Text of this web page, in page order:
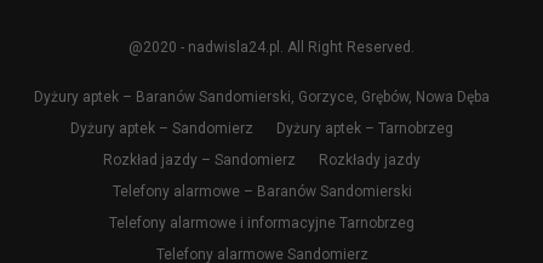
@2020 - nadwisla24.pl. All Right Reserved.
Dyżury aptek – Baranów Sandomierski, Gorzyce, Grębów, Nowa Dęba
Dyżury aptek – Sandomierz
Dyżury aptek – Tarnobrzeg
Rozkład jazdy – Sandomierz
Rozkłady jazdy
Telefony alarmowe – Baranów Sandomierski
Telefony alarmowe i informacyjne Tarnobrzeg
Telefony alarmowe Sandomierz